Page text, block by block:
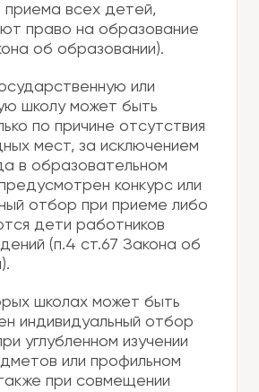
приема всех детей,
право на образование
об образовании).
или
школу может быть
по причине отсутствия
мест, за исключением
в образовательном
конкурс или
отбор при приеме либо
дети работников
(п.4 ст.67 Закона об
школах может быть
индивидуальный отбор
углубленном изучении
или профильном
при совмещении